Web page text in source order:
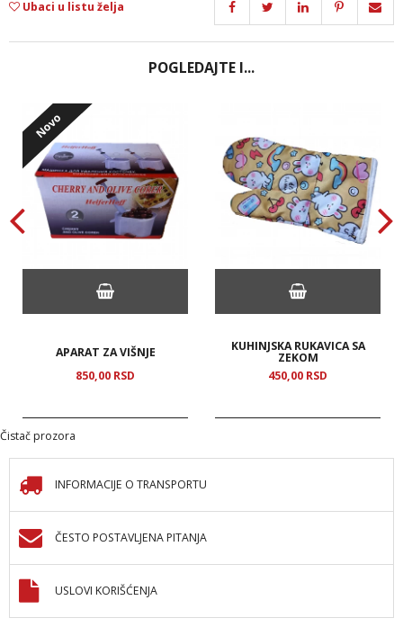
Ubaci u listu želja
POGLEDAJTE I...
Novo
APARAT ZA VIŠNJE
850,00 RSD
KUHINJSKA RUKAVICA SA
ZEKOM
450,00 RSD
Čistač prozora
INFORMACIJE O TRANSPORTU
ČESTO POSTAVLJENA PITANJA
USLOVI KORIŠĆENJA